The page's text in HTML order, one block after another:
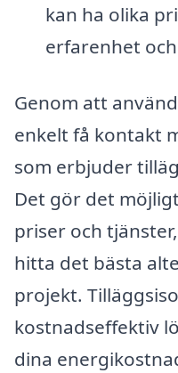
kan ha olika
erfarenhet
Genom att
enkelt få kontakt
som erbjuder
Det gör det
priser och
hitta det bästa
projekt.
kostnadseffektiv
dina